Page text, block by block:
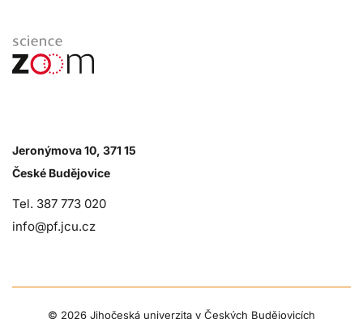
Jeronýmova 10, 371 15
České Budějovice
Tel. 387 773 020
info@pf.jcu.cz
© 2026 Jihočeská univerzita v Českých Budějovicích